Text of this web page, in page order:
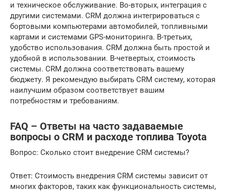
и техническое обслуживание. Во-вторых, интеграция с
другими системами. CRM должна интегрироваться с
бортовыми компьютерами автомобилей, топливными
картами и системами GPS-мониторинга. В-третьих,
удобство использования. CRM должна быть простой и
удобной в использовании. В-четвертых, стоимость
системы. CRM должна соответствовать вашему
бюджету. Я рекомендую выбирать CRM систему, которая
наилучшим образом соответствует вашим
потребностям и требованиям.
FAQ – Ответы на часто задаваемые
вопросы о CRM и расходе топлива Toyota
Вопрос: Сколько стоит внедрение CRM системы?
Ответ: Стоимость внедрения CRM системы зависит от
многих факторов, таких как функциональность системы,